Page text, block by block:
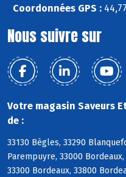
Coordonnées GPS :
Nous suivre sur
Votre magasin Saveurs
de :
33130 Bègles, 33290
Parempuyre, 33000
33300 Bordeaux, 33800